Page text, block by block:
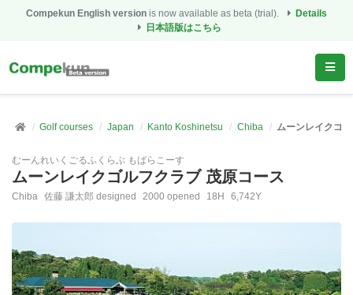
Compekun English version is now available as beta (trial).
Details
日本語版はこちら
Golf courses Japan Kanto Koshinetsu Chiba ムーンレイクゴ
むーんれいくごるふくらぶ もばらこーす
ムーンレイクゴルフクラブ 茂原コース
Chiba 佐藤 謙太郎 designed 2000 opened 18H 6,742Y